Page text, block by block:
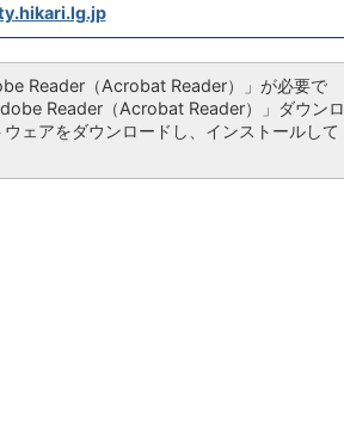
Reader（Acrobat Reader）」が必要で
Reader（Acrobat Reader）」ダウンロ
ェアをダウンロードし、インストールして